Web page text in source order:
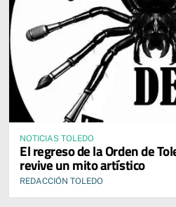
NOTICIAS TOLEDO
El regreso de la Orden de
revive un mito artístico
REDACCIÓN TOLEDO